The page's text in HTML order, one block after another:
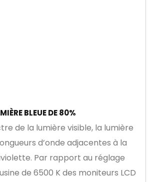
BLEUE DE 80%
de la lumière visible, la lumière
d’onde adjacentes à la
Par rapport au réglage
de 6500 K des moniteurs LCD